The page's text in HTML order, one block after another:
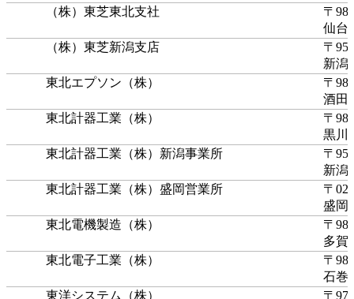
（株）東芝東北支社
〒
仙台
（株）東芝新潟支店
〒
新潟
東北エプソン（株）
〒
酒田
東北計器工業（株）
〒
黒川
東北計器工業（株）新潟事業所
〒
新潟
東北計器工業（株）盛岡営業所
〒
盛岡
東北電機製造（株）
〒
多賀
東北電子工業（株）
〒
石巻
東洋システム（株）
〒